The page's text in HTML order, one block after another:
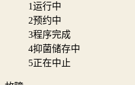
1运行中
2预约中
3程序完成
4抑菌储存中
5正在中止